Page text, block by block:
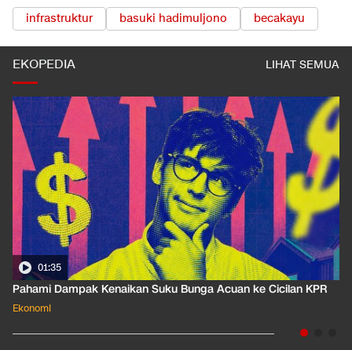
infrastruktur basuki hadimuljono becakayu
EKOPEDIA LIHAT SEMUA
01:35
Pahami Dampak Kenaikan Suku Bunga Acuan ke Cicilan KPR
Ekonomi